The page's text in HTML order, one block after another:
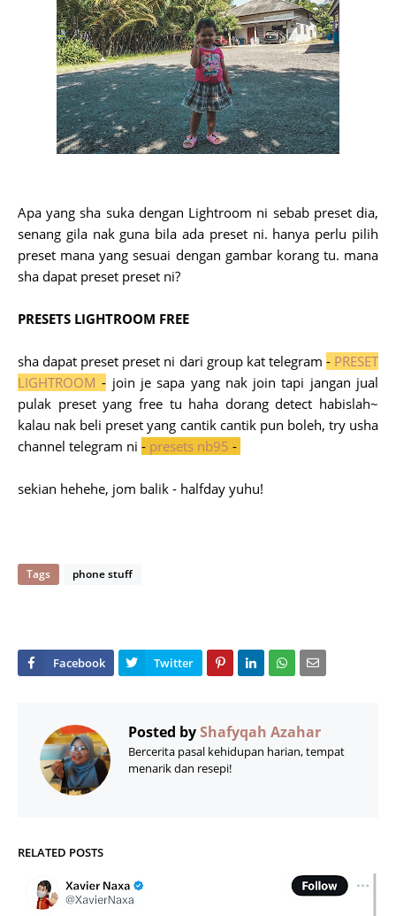
Apa yang sha suka dengan Lightroom ni sebab preset dia,
senang gila nak guna bila ada preset ni. hanya perlu pilih
preset mana yang sesuai dengan gambar korang tu. mana
sha dapat preset preset ni?
PRESETS LIGHTROOM FREE
sha dapat preset preset ni dari group kat telegram - PRESET
LIGHTROOM - join je sapa yang nak join tapi jangan jual
pulak preset yang free tu haha dorang detect habislah~
kalau nak beli preset yang cantik cantik pun boleh, try usha
channel telegram ni - presets nb95 -
sekian hehehe, jom balik - halfday yuhu!
Tags phone stuff
Posted byShafyqah Azahar
Bercerita pasal kehidupan harian, tempat
menarik dan resepi!
RELATED POSTS